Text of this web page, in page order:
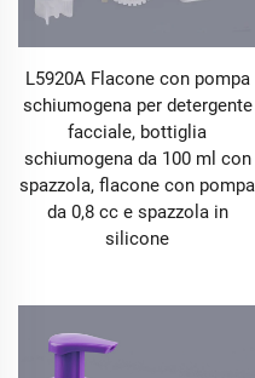
L5920A Flacone con pompa
schiumogena per detergente
facciale, bottiglia
schiumogena da 100 ml con
spazzola, flacone con pompa
da 0,8 cc e spazzola in
silicone